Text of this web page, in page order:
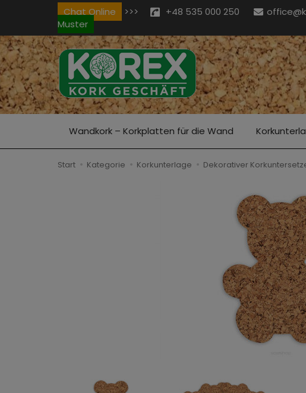
Chat Online >>> +48 535 000 250
Muster
Wandkork – Korkplatten für die Wand
Start Kategorie Korkunterlage Dekorativer